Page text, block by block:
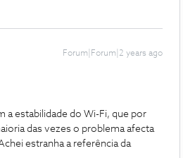
Forum|Forum|2 years ago
a estabilidade do Wi-Fi, que por
das vezes o problema afecta
estranha a referência da